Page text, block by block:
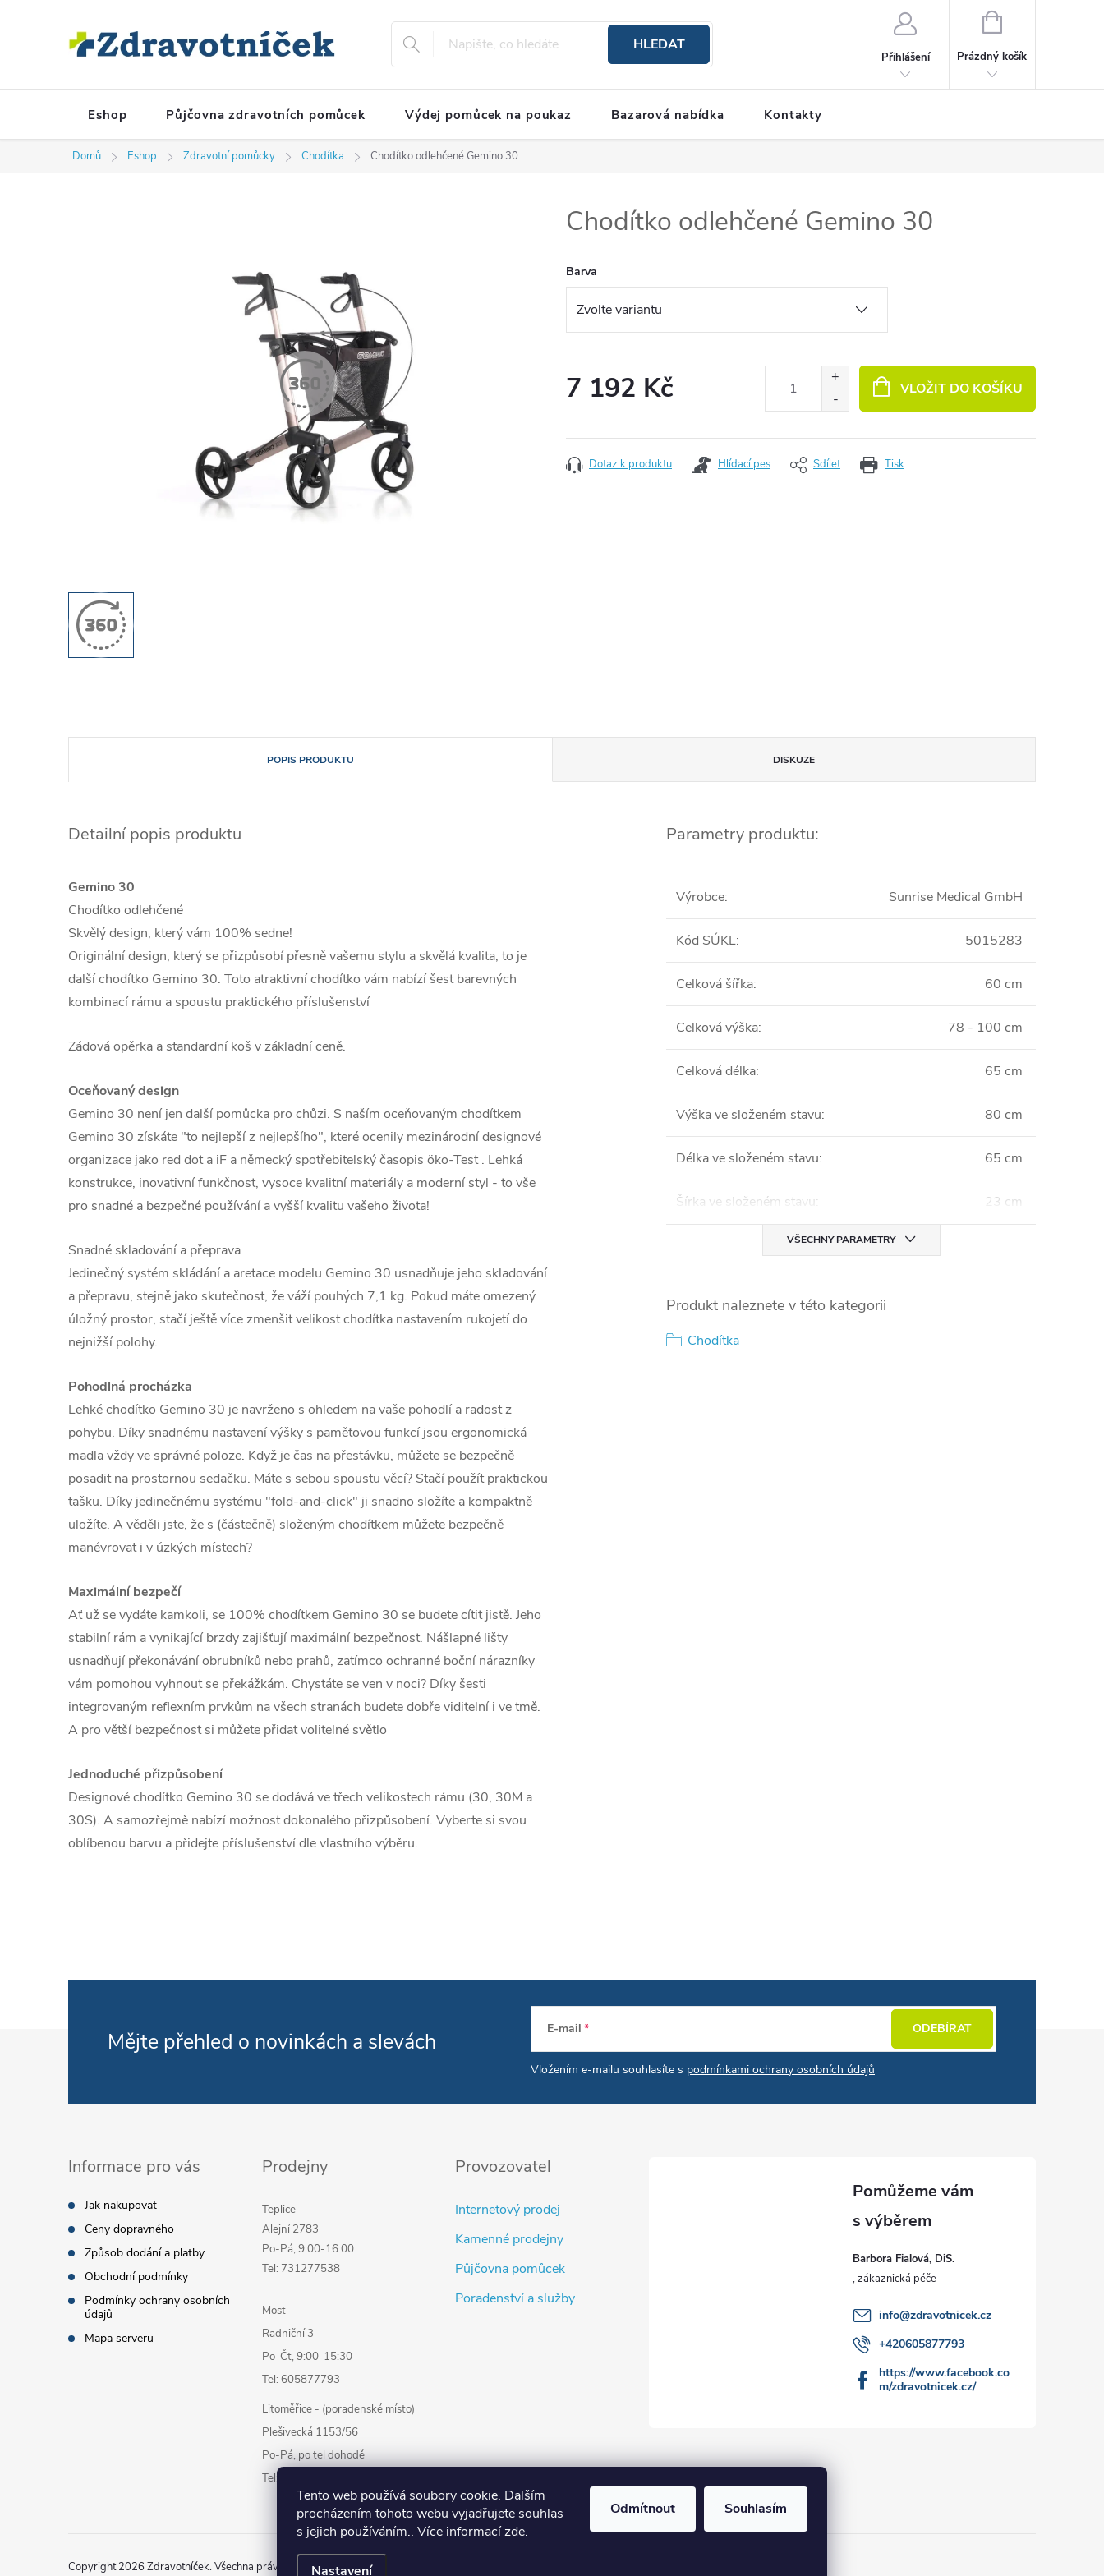
Tento web používá soubory cookie. Dalším
procházením tohoto webu vyjadřujete souhlas
s jejich používáním.. Více informacízde.
Nastavení
Odmítnout Souhlasím
HLEDAT
Přihlášení
NÁKUPNÍ KOŠÍK
Prázdný košík
Eshop Půjčovna zdravotních pomůcek Výdej pomůcek na poukaz Bazarová nabídka Kontakty
Domů Eshop Zdravotní pomůcky Chodítka Chodítko odlehčené Gemino 30
Chodítko odlehčené Gemino 30
Barva
7 192 Kč VLOŽIT DO KOŠÍKU
Tisk
Dotaz k produktu Hlídací pes Sdílet
POPIS PRODUKTU DISKUZE
Detailní popis produktu
Gemino 30
Chodítko odlehčené
Skvělý design, který vám 100% sedne!
Originální design, který se přizpůsobí přesně vašemu stylu a skvělá kvalita, to je
další chodítko Gemino 30. Toto atraktivní chodítko vám nabízí šest barevných
kombinací rámu a spoustu praktického příslušenství
Zádová opěrka a standardní koš v základní ceně.
Oceňovaný design
Gemino 30 není jen další pomůcka pro chůzi. S naším oceňovaným chodítkem
Gemino 30 získáte "to nejlepší z nejlepšího", které ocenily mezinárodní designové
organizace jako red dot a iF a německý spotřebitelský časopis öko-Test . Lehká
konstrukce, inovativní funkčnost, vysoce kvalitní materiály a moderní styl - to vše
pro snadné a bezpečné používání a vyšší kvalitu vašeho života!
Snadné skladování a přeprava
Jedinečný systém skládání a aretace modelu Gemino 30 usnadňuje jeho skladování
a přepravu, stejně jako skutečnost, že váží pouhých 7,1 kg. Pokud máte omezený
úložný prostor, stačí ještě více zmenšit velikost chodítka nastavením rukojetí do
nejnižší polohy.
Pohodlná procházka
Lehké chodítko Gemino 30 je navrženo s ohledem na vaše pohodlí a radost z
pohybu. Díky snadnému nastavení výšky s paměťovou funkcí jsou ergonomická
madla vždy ve správné poloze. Když je čas na přestávku, můžete se bezpečně
posadit na prostornou sedačku. Máte s sebou spoustu věcí? Stačí použít praktickou
tašku. Díky jedinečnému systému "fold-and-click" ji snadno složíte a kompaktně
uložíte. A věděli jste, že s (částečně) složeným chodítkem můžete bezpečně
manévrovat i v úzkých místech?
Maximální bezpečí
Ať už se vydáte kamkoli, se 100% chodítkem Gemino 30 se budete cítit jistě. Jeho
stabilní rám a vynikající brzdy zajišťují maximální bezpečnost. Nášlapné lišty
usnadňují překonávání obrubníků nebo prahů, zatímco ochranné boční nárazníky
vám pomohou vyhnout se překážkám. Chystáte se ven v noci? Díky šesti
integrovaným reflexním prvkům na všech stranách budete dobře viditelní i ve tmě.
A pro větší bezpečnost si můžete přidat volitelné světlo
Jednoduché přizpůsobení
Designové chodítko Gemino 30 se dodává ve třech velikostech rámu (30, 30M a
30S). A samozřejmě nabízí možnost dokonalého přizpůsobení. Vyberte si svou
oblíbenou barvu a přidejte příslušenství dle vlastního výběru.
Parametry produktu:
Výrobce: Sunrise Medical GmbH
Kód SÚKL: 5015283
Celková šířka: 60 cm
Celková výška: 78 - 100 cm
Celková délka: 65 cm
Výška ve složeném stavu: 80 cm
Délka ve složeném stavu: 65 cm
Šírka ve složeném stavu : 23 cm
VŠECHNY PARAMETRY
Produkt naleznete v této kategorii
Chodítka
Mějte přehled o novinkách a slevách E-mail
Vložením e-mailu souhlasíte s podmínkami ochrany osobních údajů
ODEBÍRAT
Informace pro vás
Jak nakupovat
Ceny dopravného
Způsob dodání a platby
Obchodní podmínky
Podmínky ochrany osobních
údajů
Mapa serveru
Prodejny
Teplice
Alejní 2783
Po-Pá, 9:00-16:00
Tel: 731277538
Most
Radniční 3
Po-Čt, 9:00-15:30
Tel: 605877793
Litoměřice - (poradenské místo)
Plešivecká 1153/56
Po-Pá, po tel dohodě
Tel: 777878338
Provozovatel
Internetový prodej
Kamenné prodejny
Půjčovna pomůcek
Poradenství a služby
Barbora Fialová, DiS.
info@zdravotnicek.cz
+420605877793
https://www.facebook.co
m/zdravotnicek.cz/
Copyright 2026 Zdravotníček. Všechna práva vyhrazena.Upravit nastavení cookies